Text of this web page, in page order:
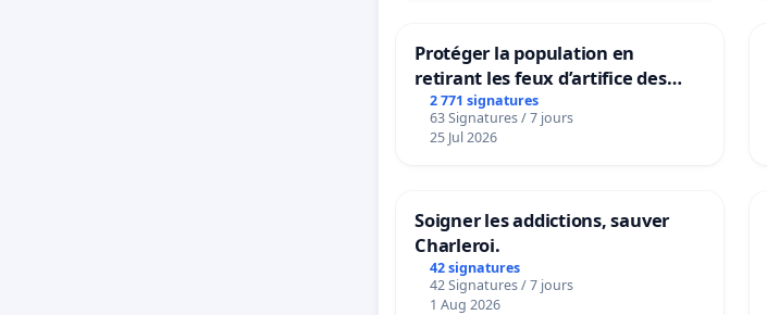
Protéger la population en
retirant les feux d’artifice des
rayons
2 771 signatures
63 Signatures / 7 jours
25 Jul 2026
Soigner les addictions, sauver
Charleroi.
42 signatures
42 Signatures / 7 jours
1 Aug 2026